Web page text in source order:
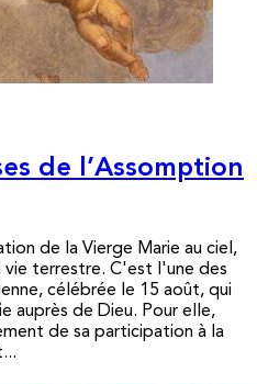
de l’Assomption
de la Vierge Marie au ciel,
vie terrestre. C'est l'une des
célébrée le 15 août, qui
auprès de Dieu. Pour elle,
de sa participation à la